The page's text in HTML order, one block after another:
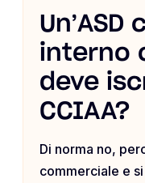
interno
deve
CCIAA?
Di norma no,
commerciale e